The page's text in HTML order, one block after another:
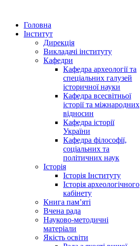
Головна
Інститут
Дирекція
Викладачі інституту
Кафедри
Кафедра археології та
спеціальних галузей
історичної науки
Кафедра всесвітньої
історії та міжнародних
відносин
Кафедра історії
України
Кафедра філософії,
соціальних та
політичних наук
Історія
Історія Інституту
Історія археологічного
кабінету
Книга памʼяті
Вчена рада
Науково-методичні
матеріали
Якість освіти